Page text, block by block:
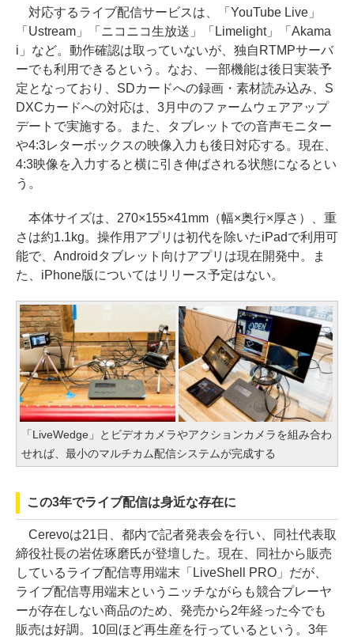
対応するライブ配信サービスは、「YouTube Live」
「Ustream」「ニコニコ生放送」「Limelight」「Akama
i」など。動作確認は取っていないが、独自RTMPサーバ
ーでも利用できるという。なお、一部機能は後日実装予
定となっており、SDカードへの録画・素材読み込み、S
DXCカードへの対応は、3月中のファームウェアアップ
デートで実施する。また、タブレットでの音声モニター
や4:3レターボックスの映像入力も後日対応する。現在、
4:3映像を入力すると横に引き伸ばされる状態になるとい
う。
本体サイズは、270×155×41mm（幅×奥行×厚さ）、重
さは約1.1kg。操作用アプリは初代を除いたiPadで利用可
能で、Androidタブレット向けアプリは現在開発中。ま
た、iPhone版についてはリリース予定はない。
「LiveWedge」とビデオカメラやアクションカメラを組み合わ
せれば、最小のマルチカム配信システムが完成する
この3年でライブ配信は身近な存在に
Cerevoは21日、都内で記者発表会を行い、同社代表取
締役社長の岩佐琢磨氏が登壇した。現在、同社から販売
しているライブ配信専用端末「LiveShell PRO」だが、
ライブ配信専用端末というニッチながらも競合プレーヤ
ーが存在しない商品のため、発売から2年経った今でも
販売は好調。10回ほど再生産を行っているという。3年